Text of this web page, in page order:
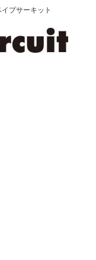
プサーキット